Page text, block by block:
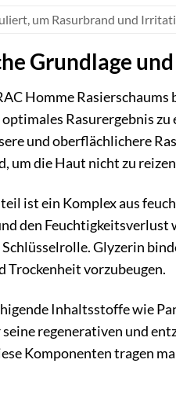
um Rasurbrand und
Grundlage
Homme
Rasurergebnis zu
und oberflächlichere
um die Haut nicht zu
ist ein Komplex aus
den Feuchtigkeitsverlust
Glyzerin
Trockenheit vorzubeugen.
Inhaltsstoffe wie
regenerativen und
Komponenten tragen